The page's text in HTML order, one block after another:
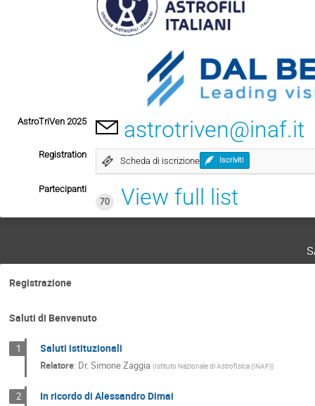
AstroTriVen 2025 astrotriven@inaf.it
Registration
Scheda di iscrizione Iscriviti
Partecipanti
70
View full list
Registrazione
Saluti di Benvenuto
1 Saluti istituzionali
Relatore: Dr.Simone Zaggia (Istituto Nazionale di Astrofisica (INAF))
2 In ricordo di Alessandro Dimai